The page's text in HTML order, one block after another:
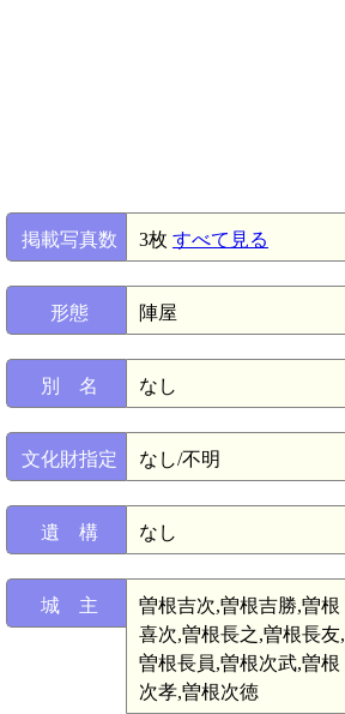
掲載写真数 3枚 すべて見る
形態 陣屋
別 名 なし
文化財指定 なし/不明
遺 構 なし
城 主
曽根吉次,曽根吉勝,曽根
喜次,曽根長之,曽根長友,
曽根長員,曽根次武,曽根
次孝,曽根次徳